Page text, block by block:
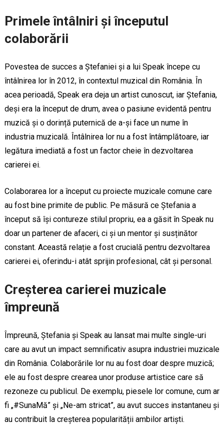
Primele întâlniri și începutul
colaborării
Povestea de succes a Ștefaniei și a lui Speak începe cu
întâlnirea lor în 2012, în contextul muzical din România. În
acea perioadă, Speak era deja un artist cunoscut, iar Ștefania,
deși era la început de drum, avea o pasiune evidentă pentru
muzică și o dorință puternică de a-și face un nume în
industria muzicală. Întâlnirea lor nu a fost întâmplătoare, iar
legătura imediată a fost un factor cheie în dezvoltarea
carierei ei.
Colaborarea lor a început cu proiecte muzicale comune care
au fost bine primite de public. Pe măsură ce Ștefania a
început să își contureze stilul propriu, ea a găsit în Speak nu
doar un partener de afaceri, ci și un mentor și susținător
constant. Această relație a fost crucială pentru dezvoltarea
carierei ei, oferindu-i atât sprijin profesional, cât și personal.
Creșterea carierei muzicale
împreună
Împreună, Ștefania și Speak au lansat mai multe single-uri
care au avut un impact semnificativ asupra industriei muzicale
din România. Colaborările lor nu au fost doar despre muzică;
ele au fost despre crearea unor produse artistice care să
rezoneze cu publicul. De exemplu, piesele lor comune, cum ar
fi „#SunaMă” și „Ne-am stricat”, au avut succes instantaneu și
au contribuit la creșterea popularității ambilor artiști.